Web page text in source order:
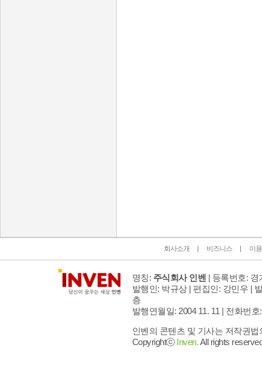
회사소개 비즈니스 이
명칭: 주식회사 인벤 | 등록번호: 경
발행인: 박규상 | 편집인: 강민우 |
층
발행연월일: 2004 11. 11 | 전화번호
인벤의 콘텐츠 및 기사는 저작권
Copyrightⓒ Inven.All rights